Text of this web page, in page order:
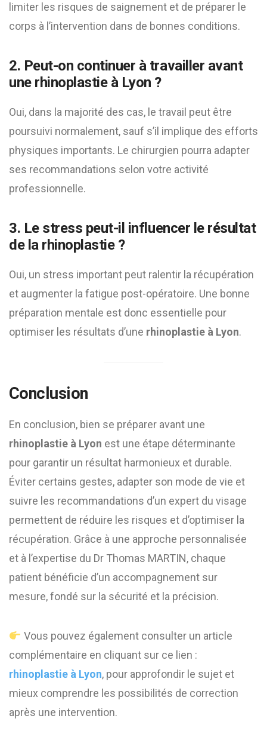
limiter les risques de saignement et de préparer le
corps à l’intervention dans de bonnes conditions.
2. Peut-on continuer à travailler avant
une rhinoplastie à Lyon ?
Oui, dans la majorité des cas, le travail peut être
poursuivi normalement, sauf s’il implique des efforts
physiques importants. Le chirurgien pourra adapter
ses recommandations selon votre activité
professionnelle.
3. Le stress peut-il influencer le résultat
de la rhinoplastie ?
Oui, un stress important peut ralentir la récupération
et augmenter la fatigue post-opératoire. Une bonne
préparation mentale est donc essentielle pour
optimiser les résultats d’une rhinoplastie à Lyon.
Conclusion
En conclusion, bien se préparer avant une
rhinoplastie à Lyon est une étape déterminante
pour garantir un résultat harmonieux et durable.
Éviter certains gestes, adapter son mode de vie et
suivre les recommandations d’un expert du visage
permettent de réduire les risques et d’optimiser la
récupération. Grâce à une approche personnalisée
et à l’expertise du Dr Thomas MARTIN, chaque
patient bénéficie d’un accompagnement sur
mesure, fondé sur la sécurité et la précision.
Vous pouvez également consulter un article
complémentaire en cliquant sur ce lien :
rhinoplastie à Lyon, pour approfondir le sujet et
mieux comprendre les possibilités de correction
après une intervention.